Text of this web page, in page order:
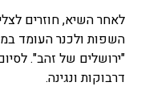
לאחר השיא, חוזרים
השפות ולכנר העומד
"ירושלים של זהב".
דרבוקות ונגינה.